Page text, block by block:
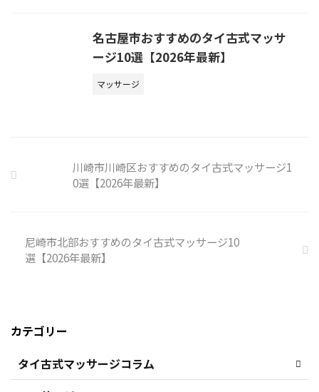
名古屋市おすすめのタイ古式マッサ
ージ10選【2026年最新】
マッサージ
川崎市川崎区おすすめのタイ古式マッサージ1
0選【2026年最新】
尼崎市北部おすすめのタイ古式マッサージ10
選【2026年最新】
カテゴリー
タイ古式マッサージコラム